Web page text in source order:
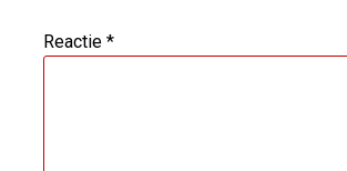
Reactie *